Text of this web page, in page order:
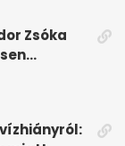
Zsóka